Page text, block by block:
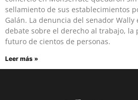
sellamiento de sus establecimientos
Galán. La denuncia del senador
debate sobre el derecho al trabajo, la
futuro de cientos de personas.
Leer más »